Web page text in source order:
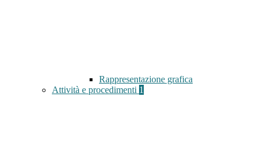
Rappresentazione grafica
Attività e procedimenti 1